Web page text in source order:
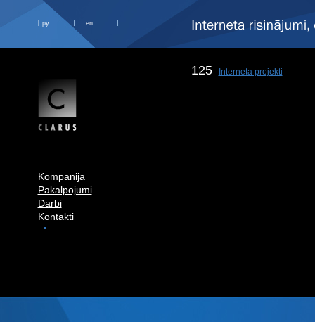
ру en
Kompānija
Pakalpojumi
Darbi
Kontakti
125 Interneta projekti